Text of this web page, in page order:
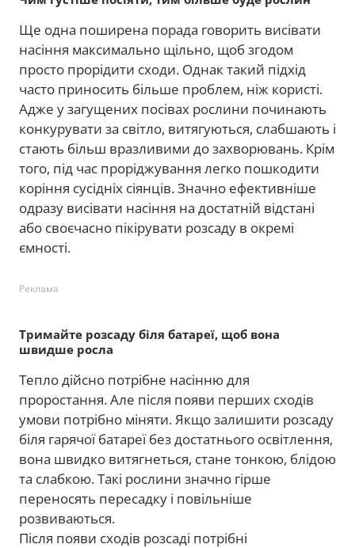
Ще одна поширена порада говорить висівати
насіння максимально щільно, щоб згодом
просто прорідити сходи. Однак такий підхід
часто приносить більше проблем, ніж користі.
Адже у загущених посівах рослини починають
конкурувати за світло, витягуються, слабшають і
стають більш вразливими до захворювань. Крім
того, під час проріджування легко пошкодити
коріння сусідніх сіянців. Значно ефективніше
одразу висівати насіння на достатній відстані
або своєчасно пікірувати розсаду в окремі
ємності.
Реклама
Тримайте розсаду біля батареї, щоб вона
швидше росла
Тепло дійсно потрібне насінню для
проростання. Але після появи перших сходів
умови потрібно міняти. Якщо залишити розсаду
біля гарячої батареї без достатнього освітлення,
вона швидко витягнеться, стане тонкою, блідою
та слабкою. Такі рослини значно гірше
переносять пересадку і повільніше
розвиваються.
Після появи сходів розсаді потрібні